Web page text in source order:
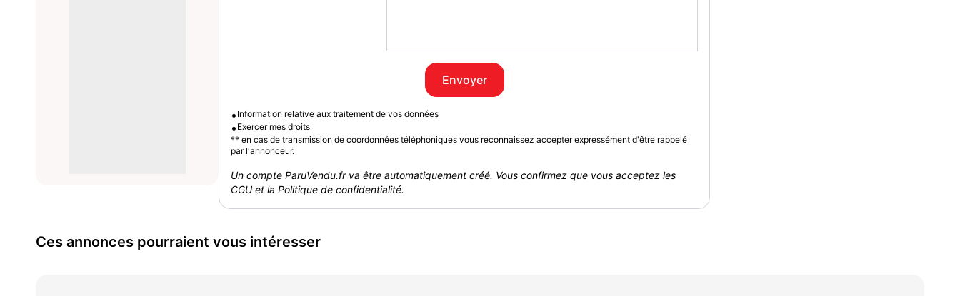
Envoyer
• Information relative aux traitement de vos données
• Exercer mes droits
** en cas de transmission de coordonnées téléphoniques vous reconnaissez accepter expressément d'être rappelé
par l'annonceur.
Un compte ParuVendu.fr va être automatiquement créé. Vous confirmez que vous acceptez les
CGU et la Politique de confidentialité.
Ces annonces pourraient vous intéresser